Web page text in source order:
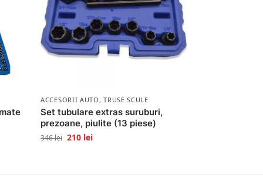
ACCESORII AUTO ,TRUSE SCULE
Set tubulare extras suruburi,
prezoane, piulite (13 piese)
346lei 210 lei